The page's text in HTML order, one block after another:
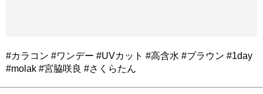
#カラコン #ワンデー #UVカット #高含水 #ブラウン #1day
#molak #宮脇咲良 #さくらたん